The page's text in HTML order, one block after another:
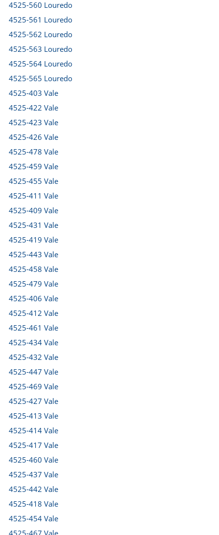
4525-560 Louredo
4525-561 Louredo
4525-562 Louredo
4525-563 Louredo
4525-564 Louredo
4525-565 Louredo
4525-403 Vale
4525-422 Vale
4525-423 Vale
4525-426 Vale
4525-478 Vale
4525-459 Vale
4525-455 Vale
4525-411 Vale
4525-409 Vale
4525-431 Vale
4525-419 Vale
4525-443 Vale
4525-458 Vale
4525-479 Vale
4525-406 Vale
4525-412 Vale
4525-461 Vale
4525-434 Vale
4525-432 Vale
4525-447 Vale
4525-469 Vale
4525-427 Vale
4525-413 Vale
4525-414 Vale
4525-417 Vale
4525-460 Vale
4525-437 Vale
4525-442 Vale
4525-418 Vale
4525-454 Vale
4525-467 Vale